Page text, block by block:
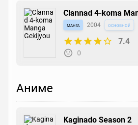
Clannad 4-koma
манга 2004 основной
7.4
0
Аниме
Kaginado Season 2